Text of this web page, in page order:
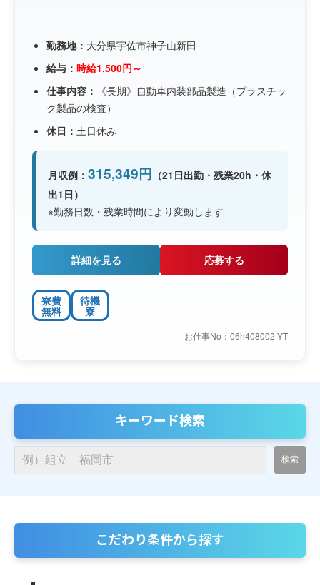
勤務地： 大分県宇佐市神子山新田
給与： 時給1,500円～
仕事内容：
《長期》自動車内装部品製造（プラスチッ
ク製品の検査）
休日： 土日休み
月収例： 315,349円 （21日出勤・残業20h・休
出1日）
※勤務日数・残業時間により変動します
詳細を見る 応募する
寮費
無料
待機
寮
お仕事No：06h408002-YT
キーワード検索
こだわり条件から探す